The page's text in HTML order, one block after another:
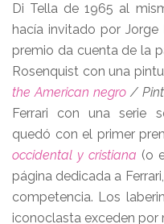
Di Tella de 1965 al
hacía invitado por
premio da cuenta de la
Rosenquist con una
the American negro /
Ferrari con una serie
quedó con el primer
occidental y cristiana (o
página dedicada a
competencia. Los
iconoclasta exceden por